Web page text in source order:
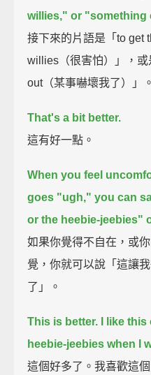
willies," or "something
接下來的片語是「to get
willies（很害怕）」，
out（某事嚇壞我了）」。
That's a bit better.
這有好一點。
When you feel
goes "ugh," you can
or the heebie-jeebies"
如果你覺得不自在，或
覺，你就可以說「這讓
了」。
This is better. I like this
heebie-jeebies when I
這個好多了。我喜歡這